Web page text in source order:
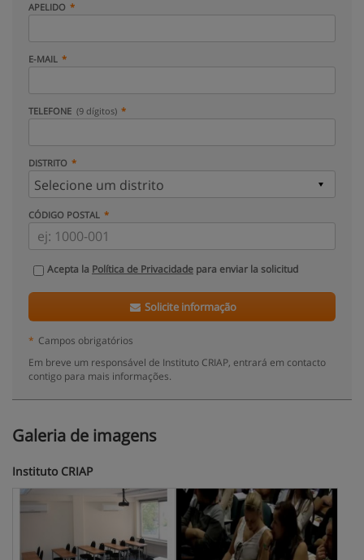
APELIDO
E-MAIL
TELEFONE (9 dígitos)
DISTRITO
CÓDIGO POSTAL
Acepta la Política de Privacidade para enviar la solicitud
Solicite informação
* Campos obrigatórios
Em breve um responsável de Instituto CRIAP, entrará em contacto
contigo para mais informações.
Galeria de imagens
Instituto CRIAP